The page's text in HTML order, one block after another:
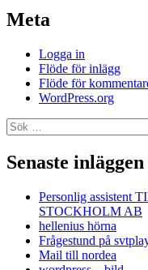
Meta
Logga in
Flöde för inlägg
Flöde för
WordPress.org
Sök
efter:
Senaste inläggen
Personlig assistent
STOCKHOLM AB
hellenius hörna
Frågestund på
Mail till nordea